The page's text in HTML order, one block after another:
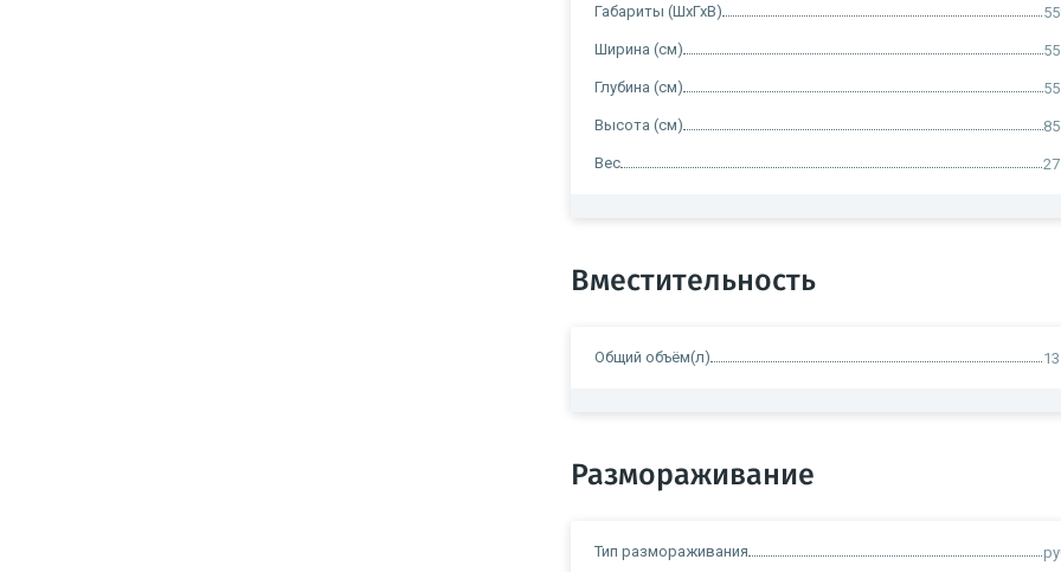
Габариты (ШхГхВ)
Ширина (см) 55
Глубина (см) 55
Высота (см) 85
Вес
Вместительность
Общий объём(л)
Размораживание
Тип размораживания